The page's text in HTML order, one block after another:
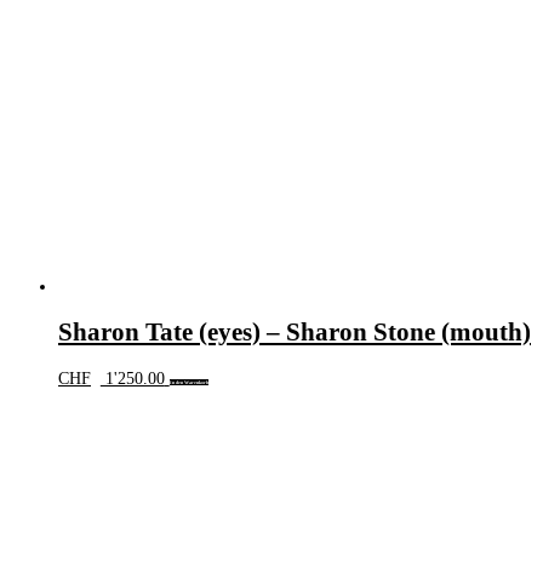
Sharon Tate (eyes) – Sharon Stone (mouth)
CHF 1'250.00 In den Warenkorb